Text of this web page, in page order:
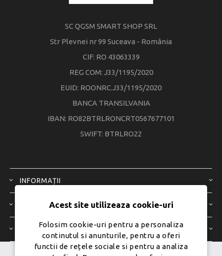
SC QGSM SMART SHOP SRL
Str Plevnei nr 99 Suceava - România
CIF: RO 43063339
REG COM: J33/1195/2020
EUID: ROONRC.J33/1195/2020
BANCA TRANSILVANIA
IBAN: RO82BTRLRONCRT0567677101
SWIFT: BTRLRO22
INFORMAȚII
SERVICIU CLIENȚI
CONTUL MEU
Acest site utilizeaza cookie-uri
Folosim cookie-uri pentru a personaliza
continutul si anunturile, pentru a oferi
functii de rețele sociale si pentru a analiza